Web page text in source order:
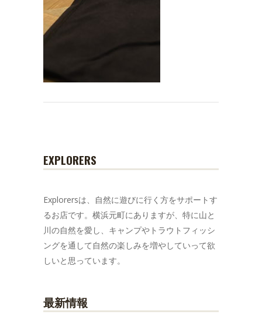
EXPLORERS
Explorersは、自然に遊びに行く方をサポートす
るお店です。横浜元町にありますが、特に山と
川の自然を愛し、キャンプやトラウトフィッシ
ングを通して自然の楽しみを増やしていって欲
しいと思っています。
最新情報